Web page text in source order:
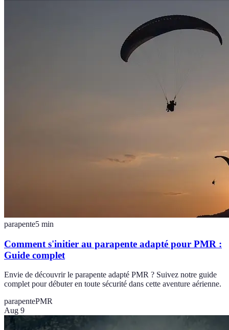
parapente5 min
Comment s'initier au parapente adapté pour PMR :
Guide complet
Envie de découvrir le parapente adapté PMR ? Suivez notre guide
complet pour débuter en toute sécurité dans cette aventure aérienne.
parapentePMR
Aug 9